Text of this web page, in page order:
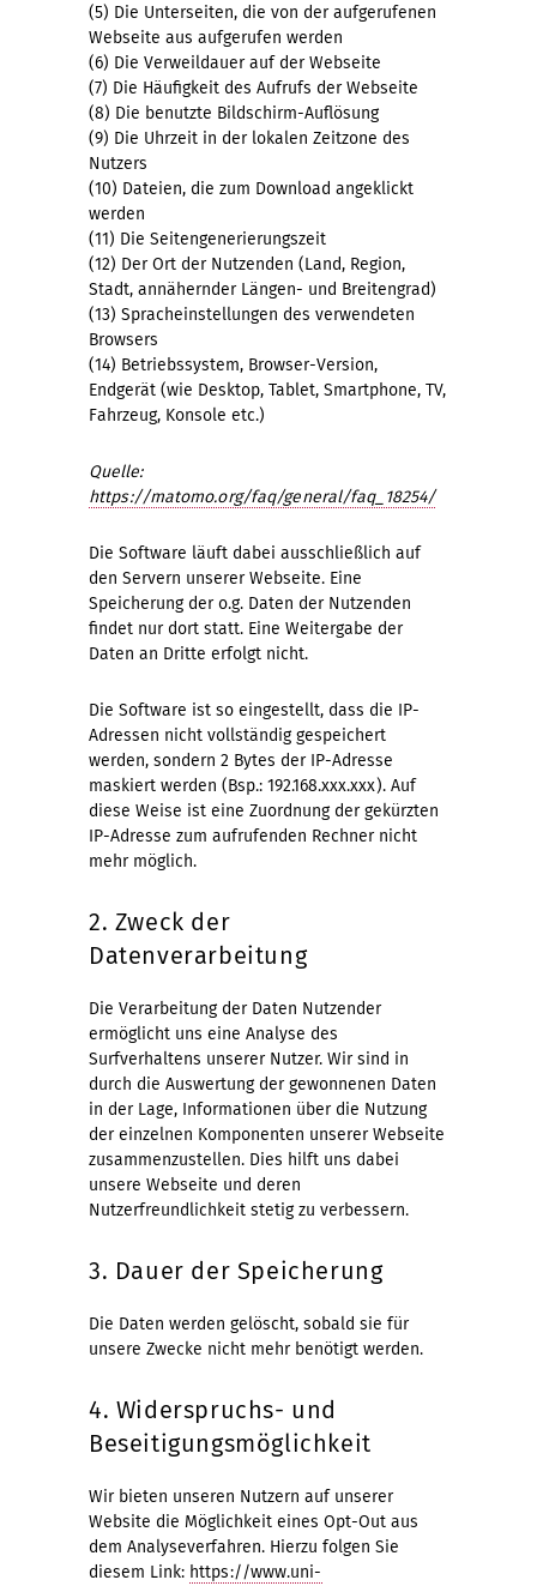
(5) Die Unterseiten, die von der aufgerufenen
Webseite aus aufgerufen werden
(6) Die Verweildauer auf der Webseite
(7) Die Häufigkeit des Aufrufs der Webseite
(8) Die benutzte Bildschirm-Auflösung
(9) Die Uhrzeit in der lokalen Zeitzone des
Nutzers
(10) Dateien, die zum Download angeklickt
werden
(11) Die Seitengenerierungszeit
(12) Der Ort der Nutzenden (Land, Region,
Stadt, annähernder Längen- und Breitengrad)
(13) Spracheinstellungen des verwendeten
Browsers
(14) Betriebssystem, Browser-Version,
Endgerät (wie Desktop, Tablet, Smartphone, TV,
Fahrzeug, Konsole etc.)
Quelle:
https://matomo.org/faq/general/faq_18254/
Die Software läuft dabei ausschließlich auf
den Servern unserer Webseite. Eine
Speicherung der o.g. Daten der Nutzenden
findet nur dort statt. Eine Weitergabe der
Daten an Dritte erfolgt nicht.
Die Software ist so eingestellt, dass die IP-
Adressen nicht vollständig gespeichert
werden, sondern 2 Bytes der IP-Adresse
maskiert werden (Bsp.: 192.168.xxx.xxx). Auf
diese Weise ist eine Zuordnung der gekürzten
IP-Adresse zum aufrufenden Rechner nicht
mehr möglich.
2. Zweck der
Datenverarbeitung
Die Verarbeitung der Daten Nutzender
ermöglicht uns eine Analyse des
Surfverhaltens unserer Nutzer. Wir sind in
durch die Auswertung der gewonnenen Daten
in der Lage, Informationen über die Nutzung
der einzelnen Komponenten unserer Webseite
zusammenzustellen. Dies hilft uns dabei
unsere Webseite und deren
Nutzerfreundlichkeit stetig zu verbessern.
3. Dauer der Speicherung
Die Daten werden gelöscht, sobald sie für
unsere Zwecke nicht mehr benötigt werden.
4. Widerspruchs- und
Beseitigungsmöglichkeit
Wir bieten unseren Nutzern auf unserer
Website die Möglichkeit eines Opt-Out aus
dem Analyseverfahren. Hierzu folgen Sie
diesem Link: https://www.uni-